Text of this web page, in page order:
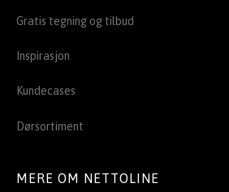
Gratis tegning og tilbud
Inspirasjon
Kundecases
Dørsortiment
MERE OM NETTOLINE